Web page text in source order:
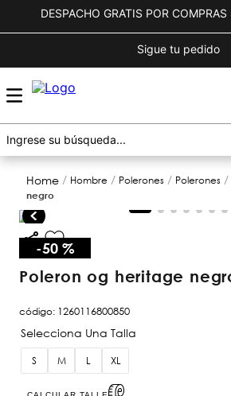
DESPACHO GRATIS POR
Sigue tu pedido
hombre polerones polerones
negro
-50 %
poleron og heritage
código: 1260116800850
S M L XL